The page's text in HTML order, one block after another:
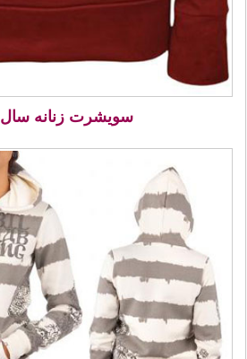
سویشرت زنانه سال 2015